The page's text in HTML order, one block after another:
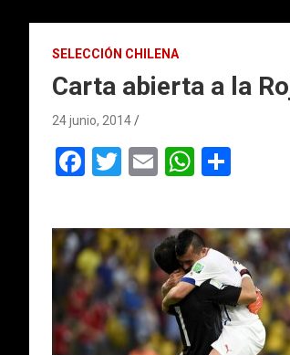
SELECCIÓN CHILENA
Carta abierta a la
24 junio, 2014
F
ce
b
o
o
k
T
tt
er
E
ail
W
at
s
A
p
m
p
ar
tir